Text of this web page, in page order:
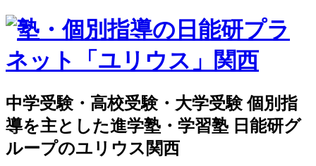
中学受験・高校受験・大学受験 個別指
導を主とした進学塾・学習塾 日能研グ
ループのユリウス関西